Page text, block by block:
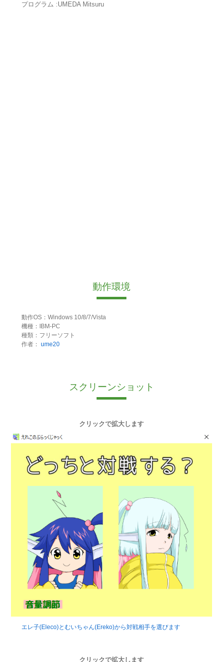
プログラム :UMEDA Mitsuru
動作環境
動作OS：Windows 10/8/7/Vista
機種：IBM-PC
種類：フリーソフト
作者： ume20
スクリーンショット
クリックで拡大します
エレ子(Eleco)とむいちゃん(Ereko)から対戦相手を選びます
クリックで拡大します